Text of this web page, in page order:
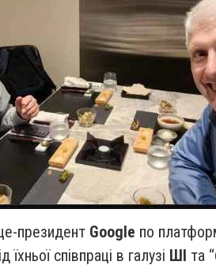
президент Google по
їхньої співпраці в галузі ШІ та